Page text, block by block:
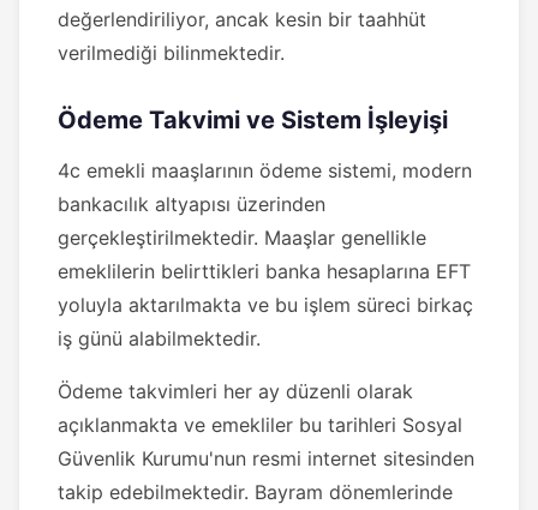
değerlendiriliyor, ancak kesin bir taahhüt
verilmediği bilinmektedir.
Ödeme Takvimi ve Sistem İşleyişi
4c emekli maaşlarının ödeme sistemi, modern
bankacılık altyapısı üzerinden
gerçekleştirilmektedir. Maaşlar genellikle
emeklilerin belirttikleri banka hesaplarına EFT
yoluyla aktarılmakta ve bu işlem süreci birkaç
iş günü alabilmektedir.
Ödeme takvimleri her ay düzenli olarak
açıklanmakta ve emekliler bu tarihleri Sosyal
Güvenlik Kurumu'nun resmi internet sitesinden
takip edebilmektedir. Bayram dönemlerinde